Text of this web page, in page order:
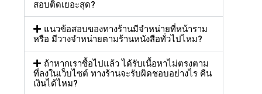
สอบติดเยอะสุด?
แนวข้อสอบของทางร้านมีจำหน่ายที่หน้าราม
หรือ มีวางจำหน่ายตามร้านหนังสือทั่วไปไหม?
ถ้าหากเราซื้อไปแล้ว ได้รับเนื้อหาไม่ตรงตาม
ที่ลงในเว็บไซต์ ทางร้านจะรับผิดชอบอย่างไร คืน
เงินได้ไหม?